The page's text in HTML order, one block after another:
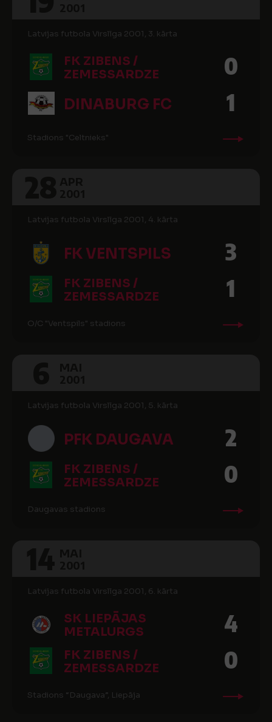
Latvijas futbola Virslīga 2001, 3. kārta
FK ZIBENS /
ZEMESSARDZE
0
DINABURG FC 1
Stadions "Celtnieks"
Latvijas futbola Virslīga 2001, 4. kārta
FK VENTSPILS 3
FK ZIBENS /
ZEMESSARDZE
1
O/C "Ventspils" stadions
Latvijas futbola Virslīga 2001, 5. kārta
PFK DAUGAVA 2
FK ZIBENS /
ZEMESSARDZE
0
Daugavas stadions
Latvijas futbola Virslīga 2001, 6. kārta
SK LIEPĀJAS
METALURGS
4
FK ZIBENS /
ZEMESSARDZE
0
Stadions “Daugava”, Liepāja